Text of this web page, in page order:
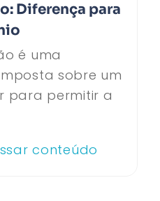
Diferença para
é uma
sobre um
para permitir a
conteúdo